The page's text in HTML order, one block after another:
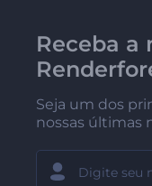
Receba a
Seja um dos
nossas últimas